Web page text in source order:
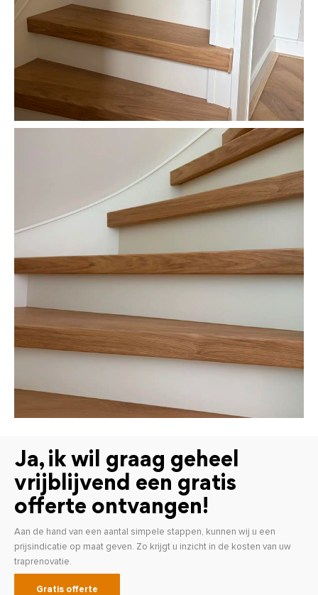
Ja, ik wil graag geheel
vrijblijvend een gratis
offerte ontvangen!
Aan de hand van een aantal simpele stappen, kunnen wij u een
prijsindicatie op maat geven. Zo krijgt u inzicht in de kosten van uw
traprenovatie.
Gratis offerte